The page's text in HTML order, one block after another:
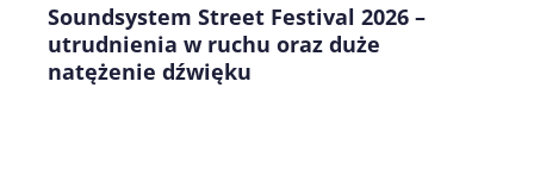
Soundsystem Street Festival 2026 –
utrudnienia w ruchu oraz duże
natężenie dźwięku